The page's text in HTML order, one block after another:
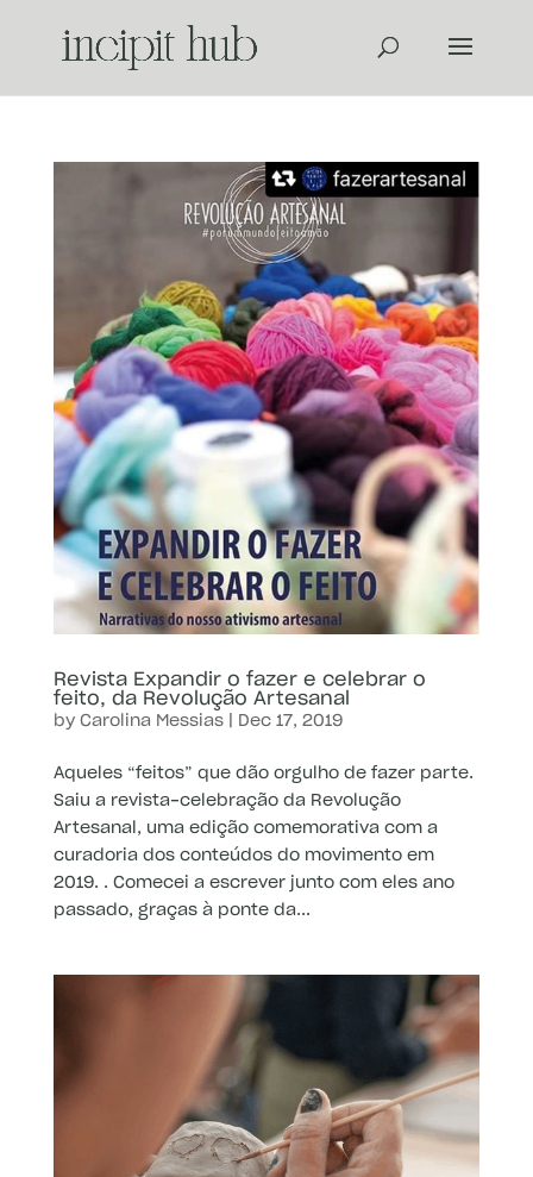
Revista Expandir o fazer e celebrar o
feito, da Revolução Artesanal
by Carolina Messias| Dec 17, 2019
Aqueles “feitos” que dão orgulho de fazer parte.
Saiu a revista-celebração da Revolução
Artesanal, uma edição comemorativa com a
curadoria dos conteúdos do movimento em
2019. . Comecei a escrever junto com eles ano
passado, graças à ponte da...